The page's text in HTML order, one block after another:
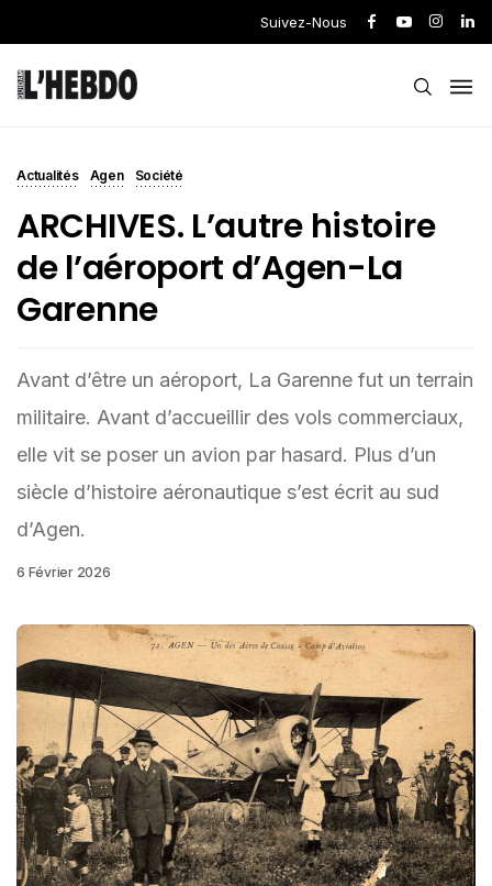
Suivez-Nous
Actualités Agen Société
ARCHIVES. L’autre histoire
de l’aéroport d’Agen-La
Garenne
Avant d’être un aéroport, La Garenne fut un terrain
militaire. Avant d’accueillir des vols commerciaux,
elle vit se poser un avion par hasard. Plus d’un
siècle d’histoire aéronautique s’est écrit au sud
d’Agen.
6 Février 2026